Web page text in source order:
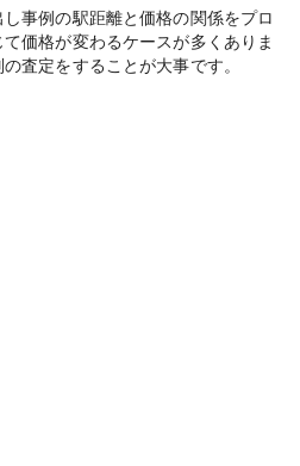
事例の駅距離と価格の関係をプロ
価格が変わるケースが多くありま
査定をすることが大事です。